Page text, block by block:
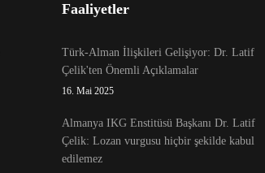
Faaliyetler
Türk-Alman İlişkileri Gelişiyor: Dr. Latif
Çelik'ten Önemli Açıklamalar
16. Mai 2025
Almanya IKG Enstitüsü Başkanı Dr. Latif
Çelik: Lozan vurgusu hiçbir şekilde kabul
edilemez